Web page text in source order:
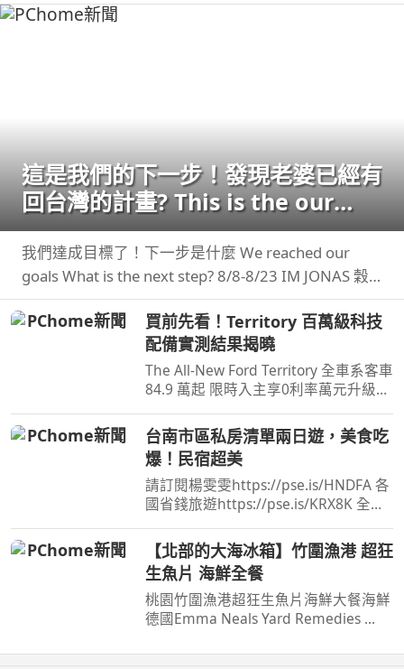
這是我們的下一步！發現老婆已經有
回台灣的計畫? This is the our
next step
我們達成目標了！下一步是什麼 We reached our
goals What is the next step? 8/8-8/23 IM JONAS 穀
卡卡 專屬限時團購
買前先看！Territory 百萬級科技
配備實測結果揭曉
The All-New Ford Territory 全車系客車
84.9 萬起 限時入主享0利率萬元升級旗
補助) 預約試 ...
台南市區私房清單兩日遊，美食吃
爆！民宿超美
請訂閱楊雯雯https://pse.is/HNDFA 各
國省錢旅遊https://pse.is/KRX8K 全台
【北部的大海冰箱】竹圍漁港 超狂
生魚片 海鮮全餐
桃園竹圍漁港超狂生魚片海鮮大餐海鮮
德國Emma Neals Yard Remedies ...